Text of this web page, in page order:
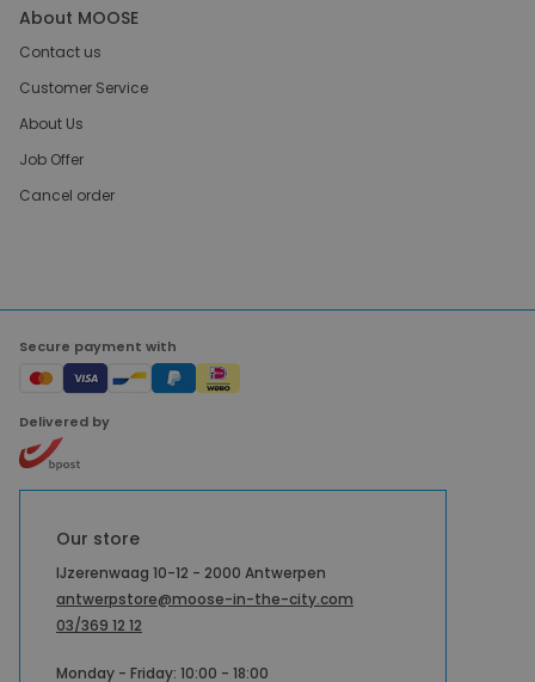
About MOOSE
Contact us
Customer Service
About Us
Job Offer
Cancel order
Secure payment with
Delivered by
Our store
IJzerenwaag 10-12 - 2000 Antwerpen
antwerpstore@moose-in-the-city.com
03/369 12 12
Monday - Friday: 10:00 - 18:00